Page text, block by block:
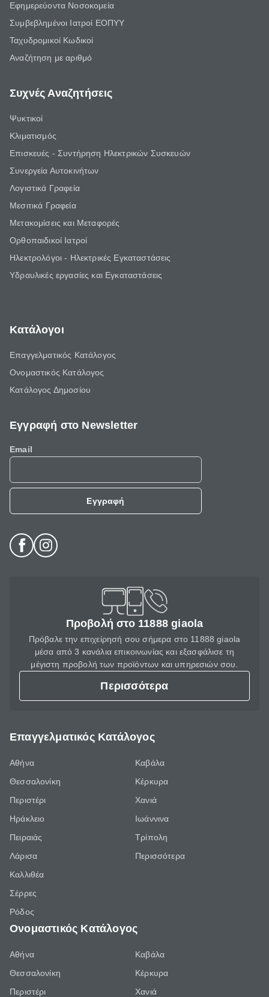
Εφημερεύοντα Νοσοκομεία
Συμβεβλημένοι Ιατροί ΕΟΠΥΥ
Ταχυδρομικοί Κωδικοί
Αναζήτηση με αριθμό
Συχνές Αναζητήσεις
Ψυκτικοί
Κλιματισμός
Επισκευές - Συντήρηση Ηλεκτρικών Συσκευών
Συνεργεία Αυτοκινήτων
Λογιστικά Γραφεία
Μεσιτικά Γραφεία
Μετακομίσεις και Μεταφορές
Ορθοπαιδικοί Ιατροί
Ηλεκτρολόγοι - Ηλεκτρικές Εγκαταστάσεις
Υδραυλικές εργασίες και Εγκαταστάσεις
Κατάλογοι
Επαγγελματικός Κατάλογος
Ονομαστικός Κατάλογος
Κατάλογος Δημοσίου
Εγγραφή στο Newsletter
Email
Εγγραφή
Προβολή στο 11888 giaola
Πρόβαλε την επιχείρησή σου σήμερα στο 11888 giaola
μέσα από 3 κανάλια επικοινωνίας και εξασφάλισε τη
μέγιστη προβολή των προϊόντων και υπηρεσιών σου.
Περισσότερα
Επαγγελματικός Κατάλογος
Αθήνα
Θεσσαλονίκη
Περιστέρι
Ηράκλειο
Πειραιάς
Λάρισα
Καλλιθέα
Σέρρες
Ρόδος
Καβάλα
Κέρκυρα
Χανιά
Ιωάννινα
Τρίπολη
Περισσότερα
Ονομαστικός Κατάλογος
Αθήνα
Θεσσαλονίκη
Περιστέρι
Καβάλα
Κέρκυρα
Χανιά